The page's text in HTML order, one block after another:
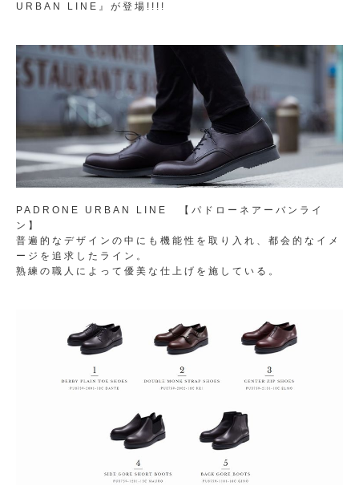
URBAN LINE』が登場!!!!
PADRONE URBAN LINE 【パドローネアーバンライ
ン】
普遍的なデザインの中にも機能性を取り入れ、都会的なイメ
ージを追求したライン。
熟練の職人によって優美な仕上げを施している。